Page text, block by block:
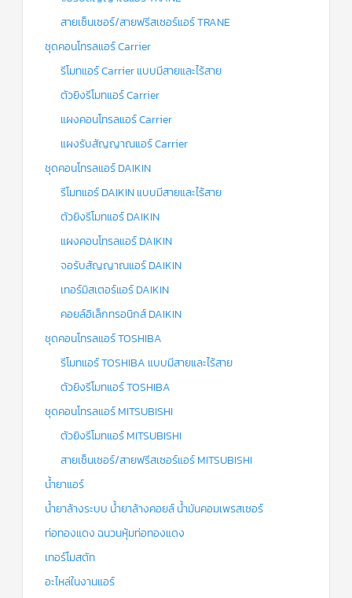
สายเซ็นเซอร์/สายฟรีสเซอร์แอร์ TRANE
ชุดคอนโทรลแอร์ Carrier
รีโมทแอร์ Carrier แบบมีสายและไร้สาย
ตัวยิงรีโมทแอร์ Carrier
แผงคอนโทรลแอร์ Carrier
แผงรับสัญญาณแอร์ Carrier
ชุดคอนโทรลแอร์ DAIKIN
รีโมทแอร์ DAIKIN แบบมีสายและไร้สาย
ตัวยิงรีโมทแอร์ DAIKIN
แผงคอนโทรลแอร์ DAIKIN
จอรับสัญญาณแอร์ DAIKIN
เทอร์มิสเตอร์แอร์ DAIKIN
คอยล์อิเล็กทรอนิกส์ DAIKIN
ชุดคอนโทรลแอร์ TOSHIBA
รีโมทแอร์ TOSHIBA แบบมีสายและไร้สาย
ตัวยิงรีโมทแอร์ TOSHIBA
ชุดคอนโทรลแอร์ MITSUBISHI
ตัวยิงรีโมทแอร์ MITSUBISHI
สายเซ็นเซอร์/สายฟรีสเซอร์แอร์ MITSUBISHI
น้ำยาแอร์
น้ำยาล้างระบบ น้ำยาล้างคอยล์ น้ำมันคอมเพรสเซอร์
ท่อทองแดง ฉนวนหุ้มท่อทองแดง
เทอร์โมสตัท
อะไหล่ในงานแอร์